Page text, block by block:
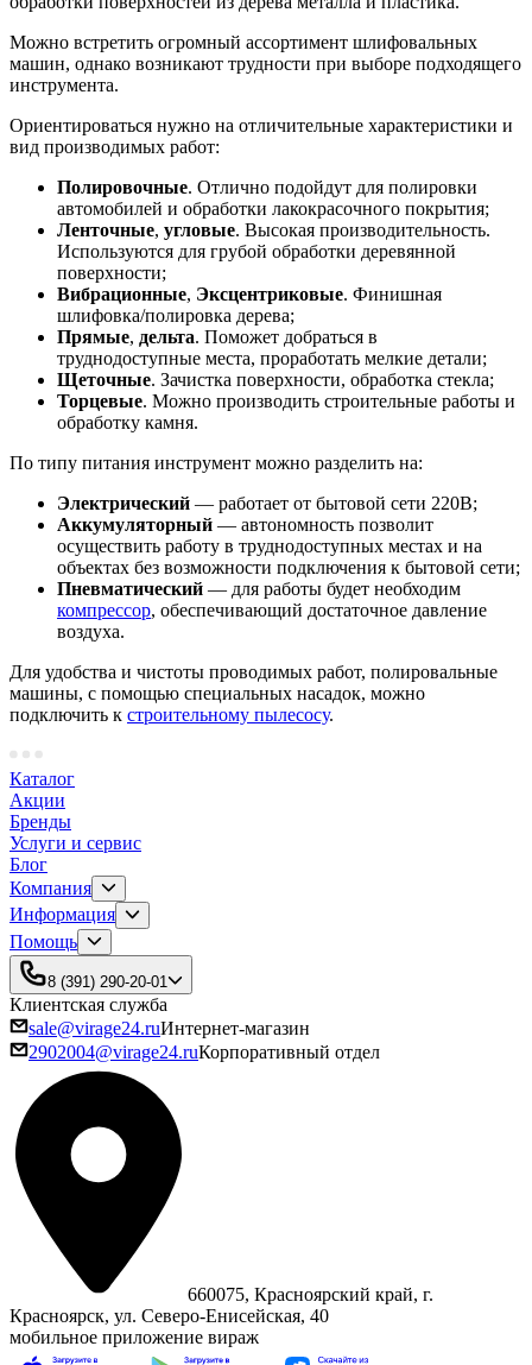
Можно встретить огромный ассортимент шлифовальных
машин, однако возникают трудности при выборе подходящего
инструмента.
Ориентироваться нужно на отличительные характеристики и
вид производимых работ:
Полировочные. Отлично подойдут для полировки
автомобилей и обработки лакокрасочного покрытия;
Ленточные, угловые. Высокая производительность.
Используются для грубой обработки деревянной
поверхности;
Вибрационные, Эксцентриковые. Финишная
шлифовка/полировка дерева;
Прямые, дельта. Поможет добраться в
труднодоступные места, проработать мелкие детали;
Щеточные. Зачистка поверхности, обработка стекла;
Торцевые. Можно производить строительные работы и
обработку камня.
По типу питания инструмент можно разделить на:
Электрический — работает от бытовой сети 220В;
Аккумуляторный — автономность позволит
осуществить работу в труднодоступных местах и на
объектах без возможности подключения к бытовой сети;
Пневматический — для работы будет необходим
компрессор, обеспечивающий достаточное давление
воздуха.
Для удобства и чистоты проводимых работ, полировальные
машины, с помощью специальных насадок, можно
подключить к строительному пылесосу.
Каталог
Акции
Бренды
Услуги и сервис
Блог
Компания
Информация
Помощь
8 (391) 290-20-01
Клиентская служба
sale@virage24.ruИнтернет-магазин
2902004@virage24.ruКорпоративный отдел
660075, Красноярский край, г.
Красноярск, ул. Северо‑Енисейская, 40
мобильное приложение вираж